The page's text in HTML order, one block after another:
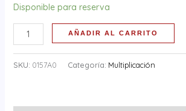
Disponible para reserva
AÑADIR AL CARRITO
SKU: 0157A0 Categoría: Multiplicación